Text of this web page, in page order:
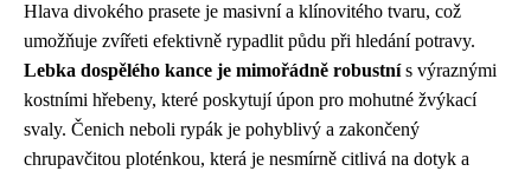
Hlava divokého prasete je masivní a klínovitého tvaru, což
umožňuje zvířeti efektivně rypadlit půdu při hledání potravy.
Lebka dospělého kance je mimořádně robustnís výraznými
kostními hřebeny, které poskytují úpon pro mohutné žvýkací
svaly. Čenich neboli rypák je pohyblivý a zakončený
chrupavčitou ploténkou, která je nesmírně citlivá na dotyk a